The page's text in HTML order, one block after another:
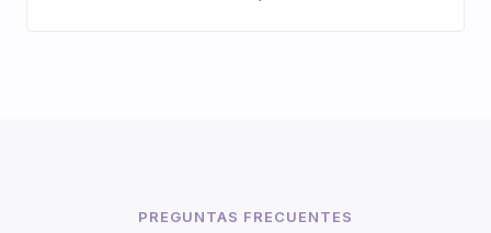
PREGUNTAS FRECUENTES